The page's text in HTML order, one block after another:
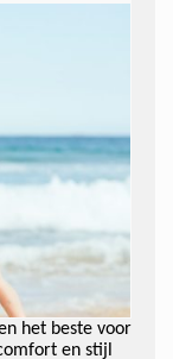
het beste voor
en stijl